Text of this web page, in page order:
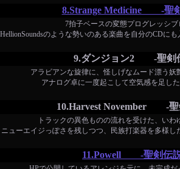
8.Strange Medicine -聖
7拍子ベースの変態プログレッシブ
HellionSoundsのような勢いのある楽曲を自分のCDにも
9.ダンジョン2 -聖剣
アラビアンな旋律に、怪しげなムード漂う妖
アナログ卓に一度起こして空気感を足した
10.Harvest November -聖
トラックの異色ものの流れを受けた、いわ
ニューエイジっぽさを残しつつ、民族打楽器を多様し
11.Powell -聖剣伝